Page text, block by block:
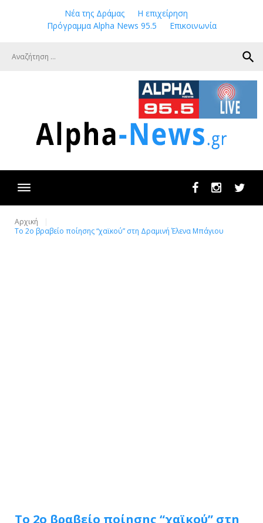
Νέα της Δράμας
Η επιχείρηση
Πρόγραμμα Alpha News 95.5
Επικοινωνία
search
FacebookInstagram
Αρχική
Το 2ο βραβείο ποίησης “χαϊκού” στη Δραμινή Έλενα Μπάγιου
Το 2ο βραβείο ποίησης “χαϊκού” στη